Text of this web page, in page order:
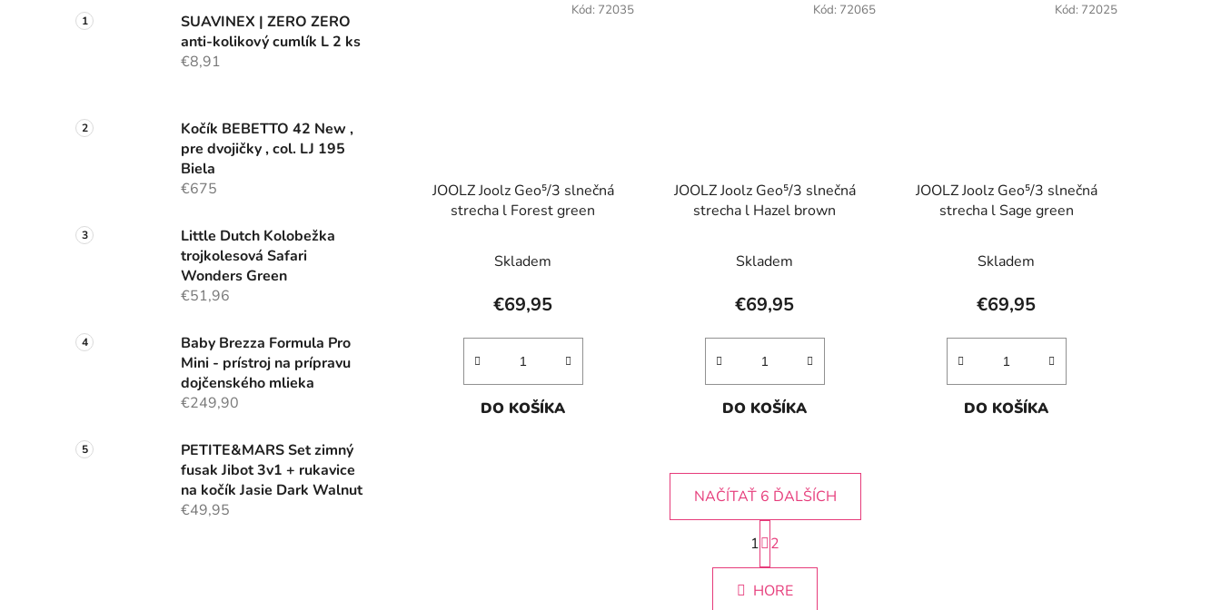
SUAVINEX | ZERO ZERO
anti-kolikový cumlík L 2 ks
€8,91
Kočík BEBETTO 42 New ,
pre dvojičky , col. LJ 195
Biela
€675
Little Dutch Kolobežka
trojkolesová Safari
Wonders Green
€51,96
Baby Brezza Formula Pro
Mini - prístroj na prípravu
dojčenského mlieka
€249,90
PETITE&MARS Set zimný
fusak Jibot 3v1 + rukavice
na kočík Jasie Dark Walnut
€49,95
JOOLZ Joolz Geo⁵/3 slnečná
strecha l Forest green
Skladem
€69,95
DO KOŠÍKA
Kód: 72035
JOOLZ Joolz Geo⁵/3 slnečná
strecha l Hazel brown
Skladem
€69,95
DO KOŠÍKA
Kód: 72065
JOOLZ Joolz Geo⁵/3 slnečná
strecha l Sage green
Skladem
€69,95
DO KOŠÍKA
Kód: 72025
O
v
l
NAČÍTAŤ 6 ĎALŠÍCH
S
t
r
á
n
1 2
HORE